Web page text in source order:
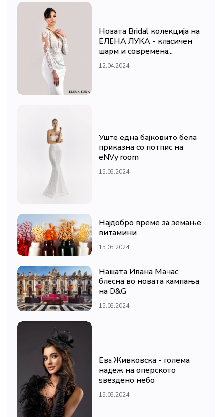
Новата Bridal колекција на
ЕЛЕНА ЛУКА - класичен
шарм и современа...
12.04.2024
Уште една бајковито бела
приказна со потпис на
eNVy room
15.05.2024
Најдобро време за земање
витамини
15.05.2024
Нашата Ивана Манас
блесна во новата кампања
на D&G
15.05.2024
Ева Живковска - голема
надеж на оперското
ѕвездено небо
15.05.2024